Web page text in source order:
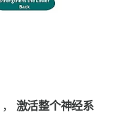
， 激活整个神经系